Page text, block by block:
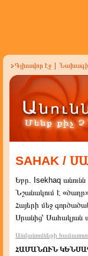
Գլխավոր էջ
SAHAK /
Եբր. Isekhaq անունն
Նշանակում է
Հայերի մեջ
Սրանից՝ Սահակյան
Անվանումների
ՀԱՄԱՆՈՒՆ